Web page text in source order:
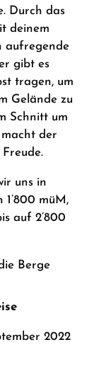
Durch das
deinem
aufregende
gibt es
tragen, um
Gelände zu
Schnitt um
der
uns in
müM,
auf 2’800
Berge
2022